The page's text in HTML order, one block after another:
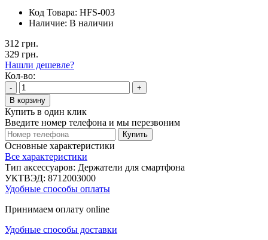
Код Товара: HFS-003
Наличие: В наличии
312 грн.
329 грн.
Нашли дешевле?
Кол-во:
-
+
В корзину
Купить в один клик
Введите номер телефона и мы перезвоним
Купить
Основные характеристики
Все характеристики
Тип аксессуаров: Держатели для смартфона
УКТВЭД: 8712003000
Удобные способы оплаты
Принимаем оплату online
Удобные способы доставки